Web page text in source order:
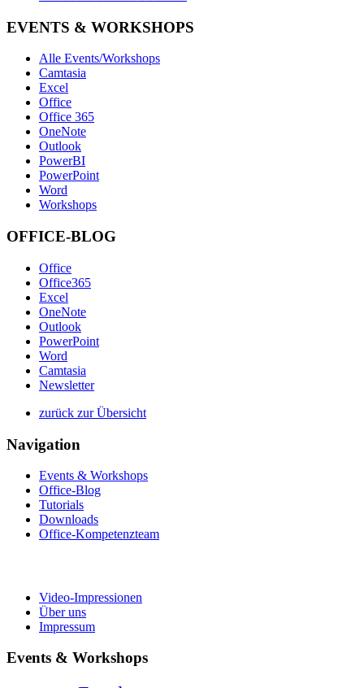
EVENTS & WORKSHOPS
Alle Events/Workshops
Camtasia
Excel
Office
Office 365
OneNote
Outlook
PowerBI
PowerPoint
Word
Workshops
OFFICE-BLOG
Office
Office365
Excel
OneNote
Outlook
PowerPoint
Word
Camtasia
Newsletter
zurück zur Übersicht
Navigation
Events & Workshops
Office-Blog
Tutorials
Downloads
Office-Kompetenzteam
Video-Impressionen
Über uns
Impressum
Events & Workshops